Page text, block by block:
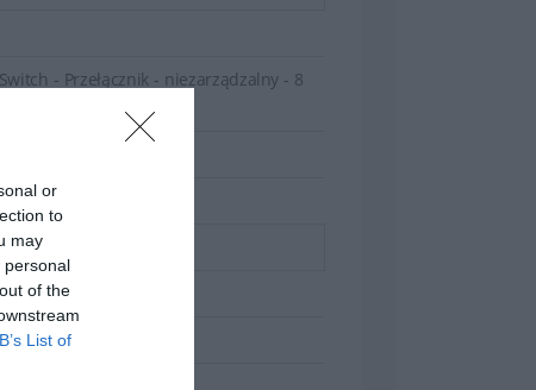
or
to
may
personal
of the
List of
do usług dla użytkowników
- Przełącznik - niezarządzalny - 8
na ścianie - BTO